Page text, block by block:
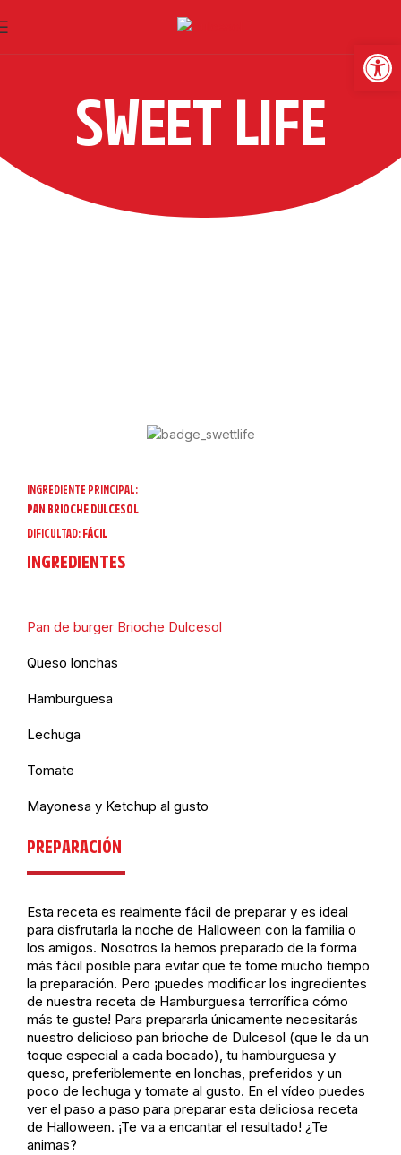
SWEET LIFE
TERRORÍFICAS GOURMET
INGREDIENTE PRINCIPAL:
PAN BRIOCHE DULCESOL
DIFICULTAD:FÁCIL
INGREDIENTES
Pan de burger Brioche Dulcesol
Queso lonchas
Hamburguesa
Lechuga
Tomate
Mayonesa y Ketchup al gusto
PREPARACIÓN
Esta receta es realmente fácil de preparar y es ideal
para disfrutarla la noche de Halloween con la familia o
los amigos. Nosotros la hemos preparado de la forma
más fácil posible para evitar que te tome mucho tiempo
la preparación. Pero ¡puedes modificar los ingredientes
de nuestra receta de Hamburguesa terrorífica cómo
más te guste! Para prepararla únicamente necesitarás
nuestro delicioso pan brioche de Dulcesol (que le da un
toque especial a cada bocado), tu hamburguesa y
queso, preferiblemente en lonchas, preferidos y un
poco de lechuga y tomate al gusto. En el vídeo puedes
ver el paso a paso para preparar esta deliciosa receta
de Halloween. ¡Te va a encantar el resultado! ¿Te
animas?